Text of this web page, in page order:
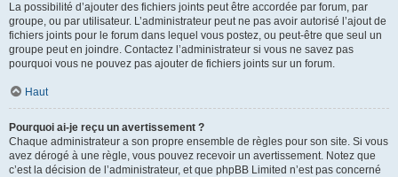
La possibilité d’ajouter des fichiers joints peut être accordée par forum, par
groupe, ou par utilisateur. L’administrateur peut ne pas avoir autorisé l’ajout de
fichiers joints pour le forum dans lequel vous postez, ou peut-être que seul un
groupe peut en joindre. Contactez l’administrateur si vous ne savez pas
pourquoi vous ne pouvez pas ajouter de fichiers joints sur un forum.
Haut
Pourquoi ai-je reçu un avertissement ?
Chaque administrateur a son propre ensemble de règles pour son site. Si vous
avez dérogé à une règle, vous pouvez recevoir un avertissement. Notez que
c’est la décision de l’administrateur, et que phpBB Limited n’est pas concerné